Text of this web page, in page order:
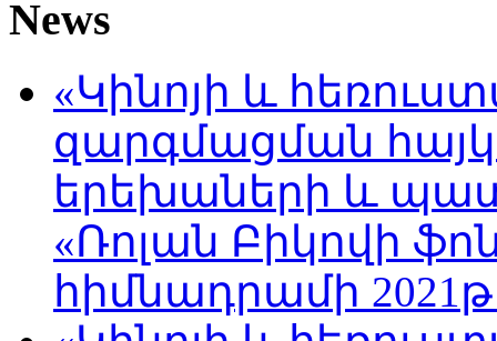
News
«Կինոյի և
զարգմացման
երեխաների և
«Ռոլան Բիկովի
հիմնադրամի